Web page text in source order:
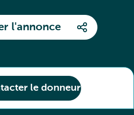
le donneur
l'annonce